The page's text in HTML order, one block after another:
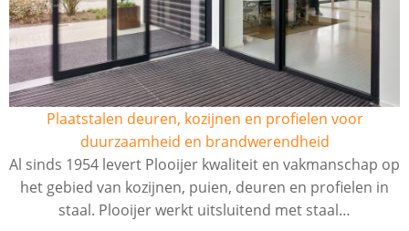
Plaatstalen deuren, kozijnen en profielen voor
duurzaamheid en brandwerendheid
Al sinds 1954 levert Plooijer kwaliteit en vakmanschap op
het gebied van kozijnen, puien, deuren en profielen in
staal. Plooijer werkt uitsluitend met staal…